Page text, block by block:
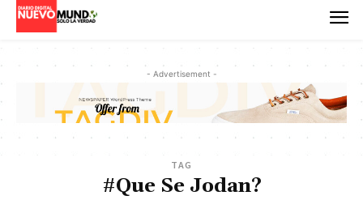
- Advertisement -
TAG
#Que Se Jodan?